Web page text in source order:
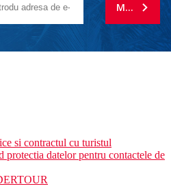
MA
si contractul cu turistul
datelor pentru contactele de